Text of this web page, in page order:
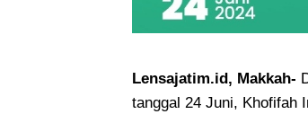
Lensajatim.id, Makkah-
tanggal 24 Juni, Khofifah